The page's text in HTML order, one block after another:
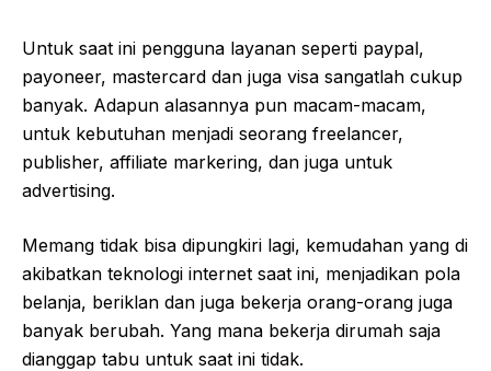
Untuk saat ini pengguna layanan seperti paypal,
payoneer, mastercard dan juga visa sangatlah cukup
banyak. Adapun alasannya pun macam-macam,
untuk kebutuhan menjadi seorang freelancer,
publisher, affiliate markering, dan juga untuk
advertising.
Memang tidak bisa dipungkiri lagi, kemudahan yang di
akibatkan teknologi internet saat ini, menjadikan pola
belanja, beriklan dan juga bekerja orang-orang juga
banyak berubah. Yang mana bekerja dirumah saja
dianggap tabu untuk saat ini tidak.